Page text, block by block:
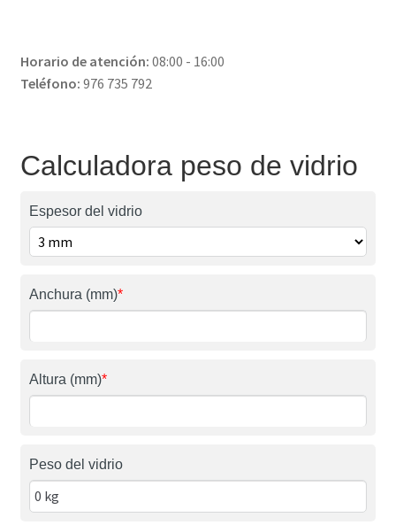
Horario de atención: 08:00 - 16:00
Teléfono: 976 735 792
Calculadora peso de vidrio
Espesor del vidrio
Anchura (mm)*
Altura (mm)*
Peso del vidrio